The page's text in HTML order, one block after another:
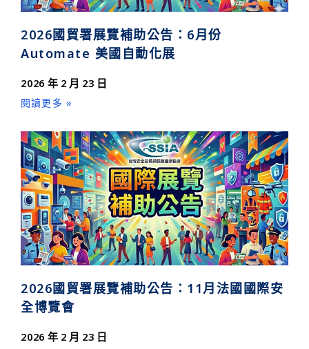
2026國貿署展覽補助公告：6月份
Automate 美國自動化展
2026 年 2 月 23 日
閱讀更多 »
2026國貿署展覽補助公告：11月法國國際安
全博覽會
2026 年 2 月 23 日